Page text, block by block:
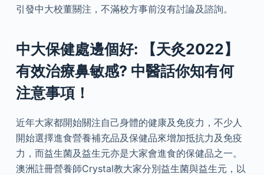
引發中大校董關注，不滿校方事前沒有討論及諮詢。
中大保健處邊個好: 【天灸2022】
有效治療鼻敏感? 中醫話你知有何
注意事項！
近年大家都開始關注自己身體的健康及免疫力，不少人
開始選擇進食營養補充品及保健品來增加抵抗力及免疫
力，而益生菌及益生元亦是大家會進食的保健品之一。
澳洲註冊營養師Crystal教大家分別益生菌與益生元，以